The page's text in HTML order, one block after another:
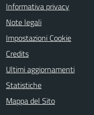
Informativa privacy
Note legali
Impostazioni Cookie
Credits
Ultimi aggiornamenti
Statistiche
Mappa del Sito